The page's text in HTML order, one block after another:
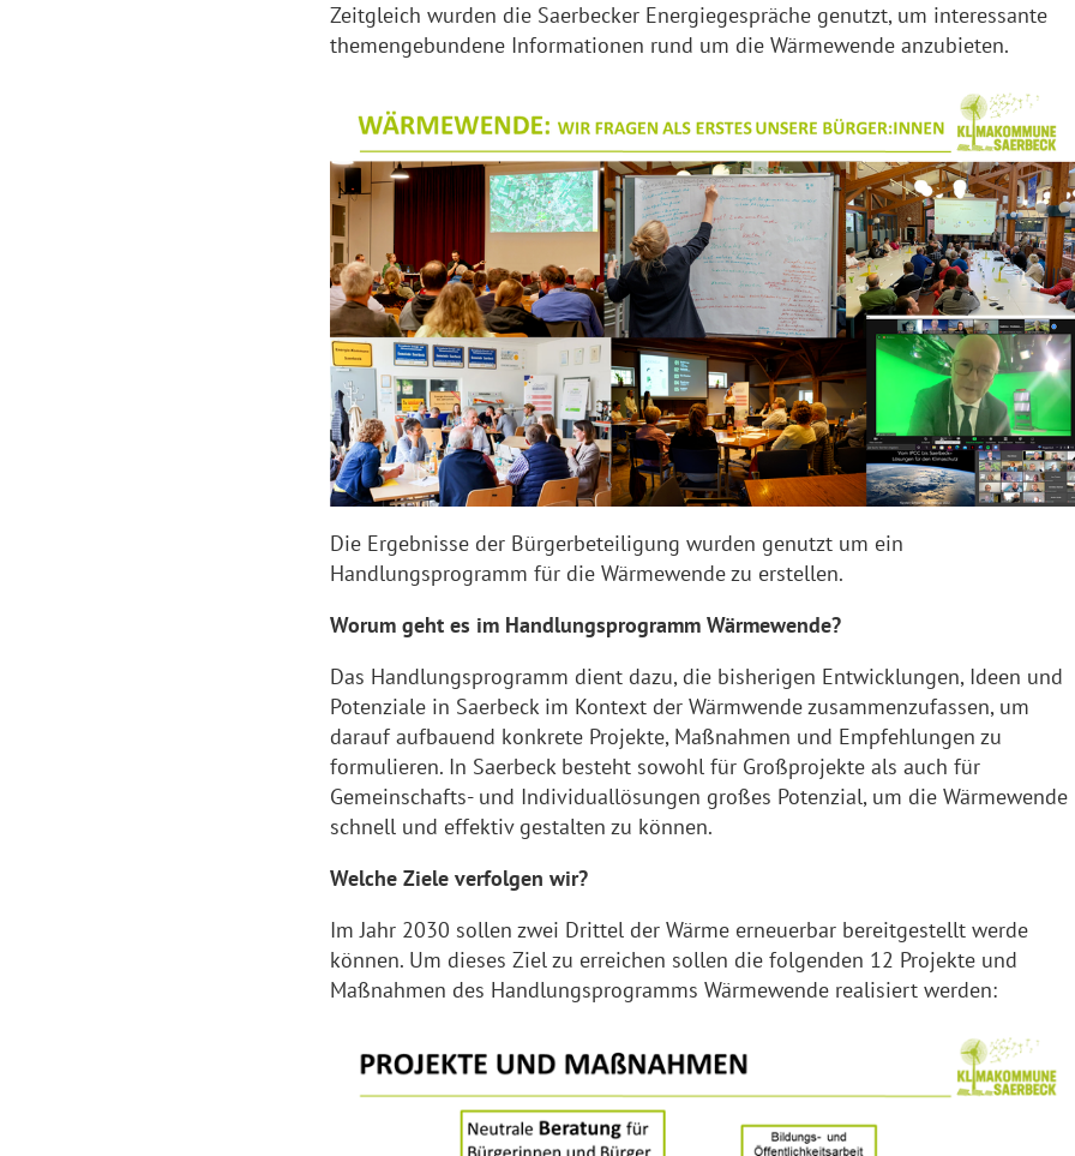
Zeitgleich wurden die Saerbecker Energiegespräche genutzt, um interessante
themengebundene Informationen rund um die Wärmewende anzubieten.
Die Ergebnisse der Bürgerbeteiligung wurden genutzt um ein
Handlungsprogramm für die Wärmewende zu erstellen.
Worum geht es im Handlungsprogramm Wärmewende?
Das Handlungsprogramm dient dazu, die bisherigen Entwicklungen, Ideen und
Potenziale in Saerbeck im Kontext der Wärmwende zusammenzufassen, um
darauf aufbauend konkrete Projekte, Maßnahmen und Empfehlungen zu
formulieren. In Saerbeck besteht sowohl für Großprojekte als auch für
Gemeinschafts- und Individuallösungen großes Potenzial, um die Wärmewende
schnell und effektiv gestalten zu können.
Welche Ziele verfolgen wir?
Im Jahr 2030 sollen zwei Drittel der Wärme erneuerbar bereitgestellt werde
können. Um dieses Ziel zu erreichen sollen die folgenden 12 Projekte und
Maßnahmen des Handlungsprogramms Wärmewende realisiert werden: